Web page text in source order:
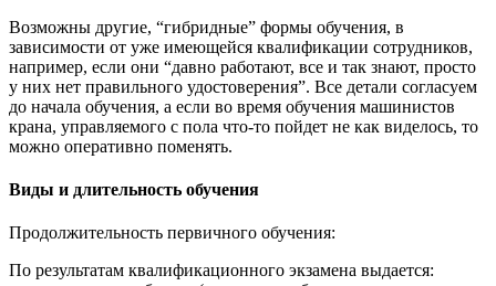
Возможны другие, “гибридные” формы обучения, в
зависимости от уже имеющейся квалификации сотрудников,
например, если они “давно работают, все и так знают, просто
у них нет правильного удостоверения”. Все детали согласуем
до начала обучения, а если во время обучения машинистов
крана, управляемого с пола что-то пойдет не как виделось, то
можно оперативно поменять.
Виды и длительность обучения
Продолжительность первичного обучения:
По результатам квалификационного экзамена выдается: